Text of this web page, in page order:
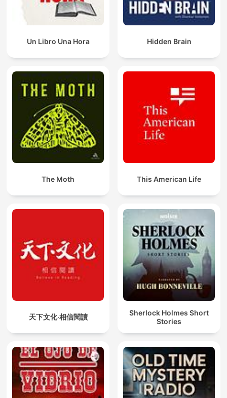
Un Libro Una Hora Hidden Brain
The Moth This American Life
天下文化‧相信閱讀
Sherlock Holmes Short
Stories